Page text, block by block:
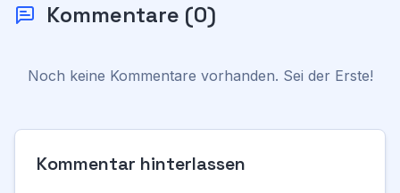
Kommentare (0)
Noch keine Kommentare vorhanden. Sei der Erste!
Kommentar hinterlassen